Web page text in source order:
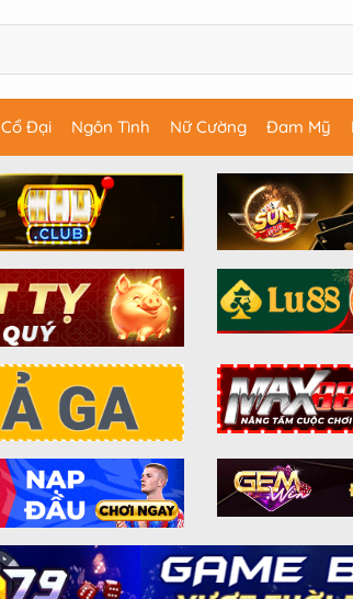
Cổ Đại Ngôn Tình Nữ Cường Đam Mỹ